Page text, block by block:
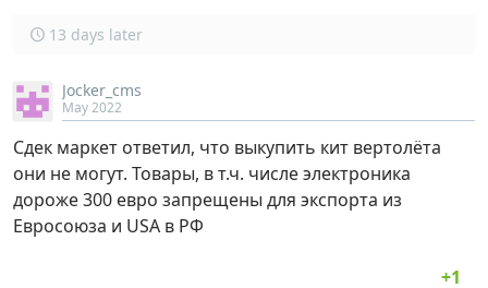
13 days later
Jocker_cms
May 2022
Сдек маркет ответил, что выкупить кит вертолёта
они не могут. Товары, в т.ч. числе электроника
дороже 300 евро запрещены для экспорта из
Евросоюза и USA в РФ